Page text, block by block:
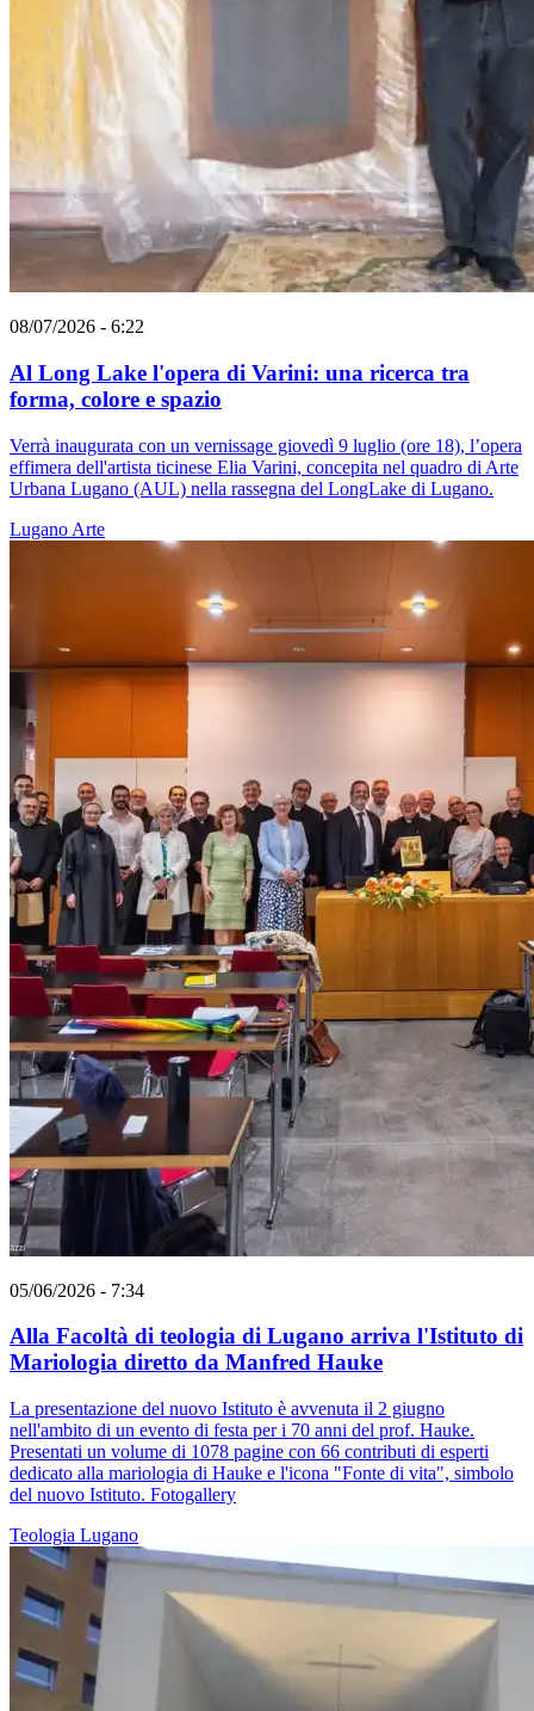
08/07/2026 - 6:22
Al Long Lake l'opera di Varini: una ricerca tra
forma, colore e spazio
Verrà inaugurata con un vernissage giovedì 9 luglio (ore 18), l’opera
effimera dell'artista ticinese Elia Varini, concepita nel quadro di Arte
Urbana Lugano (AUL) nella rassegna del LongLake di Lugano.
Lugano Arte
05/06/2026 - 7:34
Alla Facoltà di teologia di Lugano arriva l'Istituto di
Mariologia diretto da Manfred Hauke
La presentazione del nuovo Istituto è avvenuta il 2 giugno
nell'ambito di un evento di festa per i 70 anni del prof. Hauke.
Presentati un volume di 1078 pagine con 66 contributi di esperti
dedicato alla mariologia di Hauke e l'icona "Fonte di vita", simbolo
del nuovo Istituto. Fotogallery
Teologia Lugano